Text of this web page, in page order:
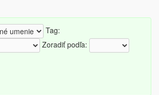
Tag:
Zoradiť podľa: